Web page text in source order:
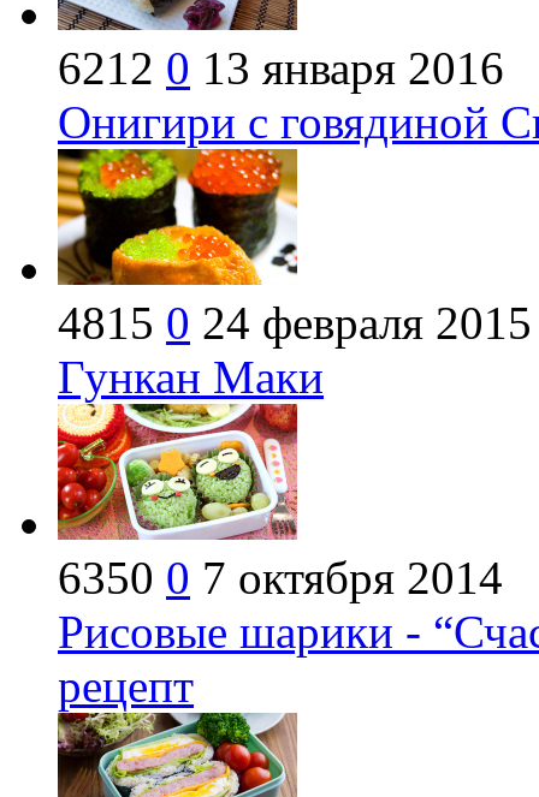
6212 0 13 января 2016
Онигири с говядиной
4815 0 24 февраля 2015
Гункан Маки
6350 0 7 октября 2014
Рисовые шарики -
рецепт